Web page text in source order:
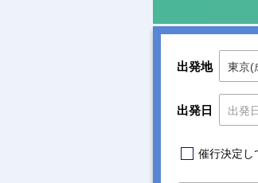
出発地
出発日
催行決定し